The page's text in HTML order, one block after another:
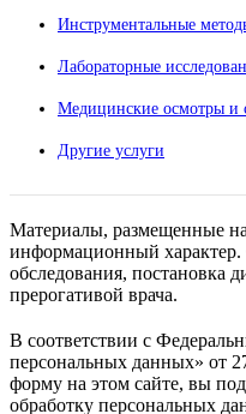
Инструментальные
Лабораторные
Медицинские осмотры и
Другие услуги
Материалы, размещенные
информационный
обследования, постановка
прерогативой врача.
В соответствии с
персональных данных» от
форму на этом сайте, вы
обработку персональных